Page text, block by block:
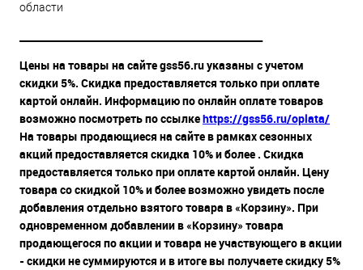
области
Цены на товары на сайте gss56.ru указаны с учетом
скидки 5%. Скидка предоставляется только при оплате
картой онлайн. Информацию по онлайн оплате товаров
возможно посмотреть по ссылкеhttps://gss56.ru/oplata/
На товары продающиеся на сайте в рамках сезонных
акций предоставляется скидка 10% и более . Скидка
предоставляется только при оплате картой онлайн. Цену
товара со скидкой 10% и более возможно увидеть после
добавления отдельно взятого товара в «Корзину». При
одновременном добавлении в «Корзину» товара
продающегося по акции и товара не участвующего в акции
- скидки не суммируются и в итоге вы получаете скидку 5%